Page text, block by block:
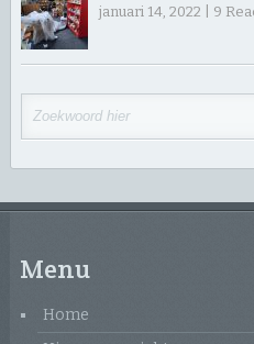
januari 14, 2022 | 9
Menu
Home